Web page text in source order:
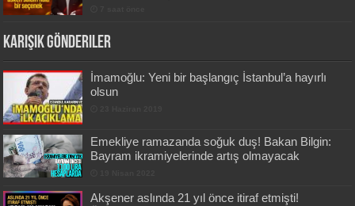
Karışık Gönderiler
İmamoğlu: Yeni bir başlangıç İstanbul’a hayırlı
olsun
Emekliye ramazanda soğuk duş! Bakan Bilgin:
Bayram ikramiyelerinde artış olmayacak
Akşener aslında 21 yıl önce itiraf etmişti!